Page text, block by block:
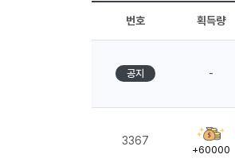
번호 획득량
공지 -
3367
획
득
+60000